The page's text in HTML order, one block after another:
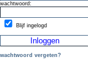
wachtwoord:
Blijf ingelogd
wachtwoord vergeten?